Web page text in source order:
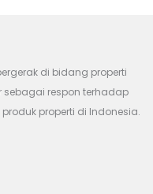
di bidang properti
sebagai respon terhadap
properti di Indonesia.